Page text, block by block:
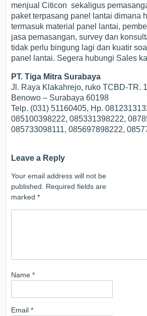
menjual Citicon sekaligus
paket terpasang panel lantai dimana
termasuk material panel lantai,
jasa pemasangan, survey dan
tidak perlu bingung lagi dan kuatir
panel lantai. Segera hubungi Sales
PT. Tiga Mitra Surabaya
Jl. Raya Klakahrejo, ruko TCBD-TR.
Benowo – Surabaya 60198
Telp. (031) 51160405, Hp.
085100398222, 085331398222,
085733098111, 085697898222,
Leave a Reply
Your email address will not be
published. Required fields are
marked*
Name*
Email*